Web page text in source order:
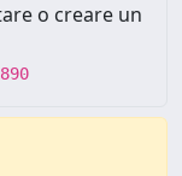
o creare un